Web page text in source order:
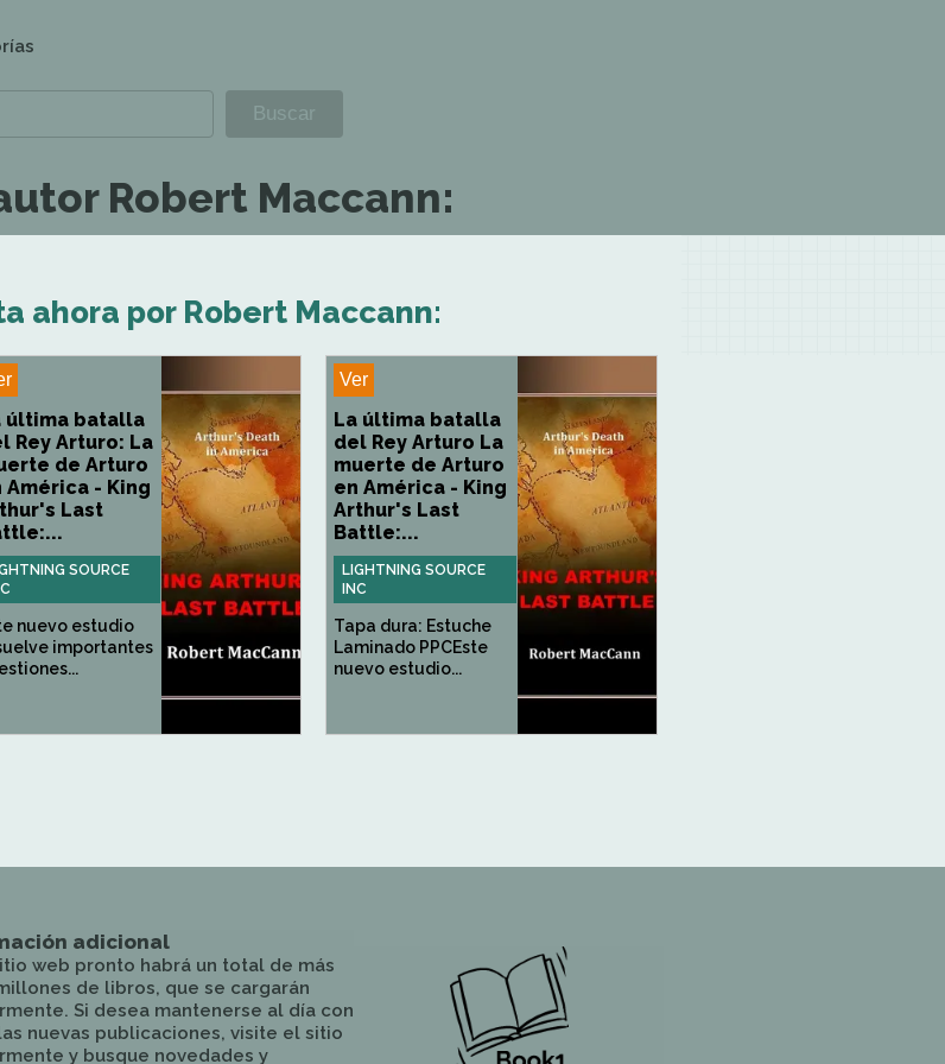
Robert Maccann:
ahora por Robert Maccann:
última batalla
Rey Arturo: La
de Arturo
América - King
Last
SOURCE
nuevo estudio
importantes
Ver
La última batalla
del Rey Arturo La
muerte de Arturo
en América - King
Arthur's Last
Battle:...
LIGHTNING SOURCE
INC
Tapa dura: Estuche
Laminado PPCEste
nuevo estudio...
adicional
web pronto habrá un total de más
de libros, que se cargarán
Si desea mantenerse al día con
nuevas publicaciones, visite el sitio
y busque novedades y